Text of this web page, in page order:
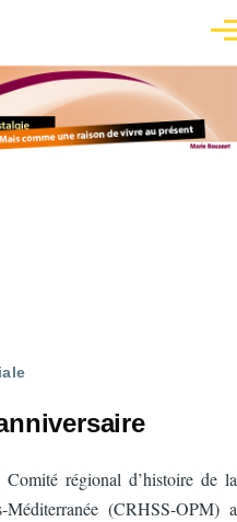
régional d’histoire de la
Méditerranée (CRHSS-OPM) a